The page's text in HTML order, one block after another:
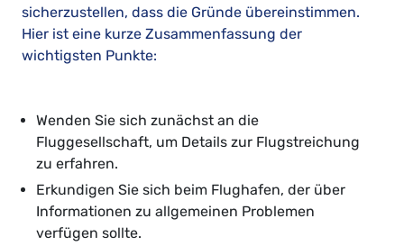
sicherzustellen, dass die Gründe übereinstimmen.
Hier ist eine kurze Zusammenfassung der
wichtigsten Punkte:
Wenden Sie sich zunächst an die
Fluggesellschaft, um Details zur Flugstreichung
zu erfahren.
Erkundigen Sie sich beim Flughafen, der über
Informationen zu allgemeinen Problemen
verfügen sollte.